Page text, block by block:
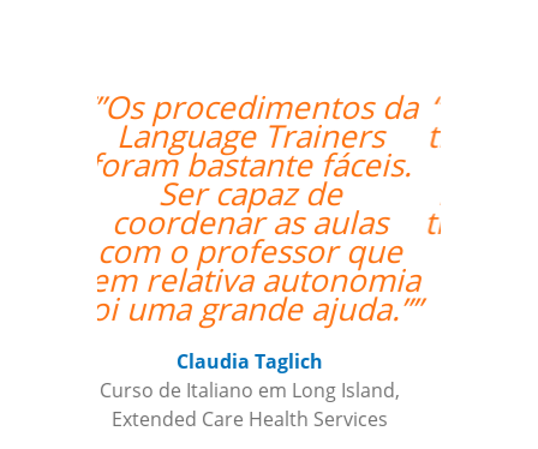
“”Amazing how quickly
the two weeks went by
and tomorrow is my
last day with Milena. I
thoroughly enjoyed my
classes and would
recommend her
anytime. ””
Roland Tschanz
Curso de Português em Manaus